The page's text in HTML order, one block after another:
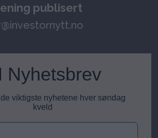
publisert
Nyhetsbrev
viktigste nyhetene hver søndag
kveld